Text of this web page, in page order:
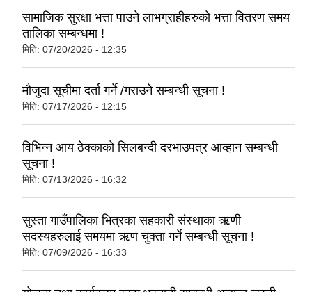
सामाजिक सुरक्षा भत्ता पाउने लाभग्राहीहरुको भत्ता वितरण समय
तालिका सम्बन्धमा !
मिति: 07/20/2026 - 12:35
मौजुदा सूचीमा दर्ता गर्ने /गराउने सम्बन्धी सूचना !
मिति: 07/17/2026 - 12:15
विभिन्न आय ठेक्काको सिलबन्दी दरभाउपत्र आव्हान सम्बन्धी
सूचना !
मिति: 07/13/2026 - 16:32
सुस्ता गाउँपालिका भित्रका सहकारी संस्थाका ऋणी
सदस्यहरुलाई समयमा ऋण चुक्ता गर्ने सम्बन्धी सूचना !
मिति: 07/09/2026 - 16:33